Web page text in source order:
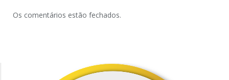
Os comentários estão fechados.